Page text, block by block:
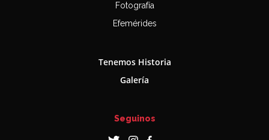
Fotografía
Efemérides
Tenemos Historia
Galería
Seguinos